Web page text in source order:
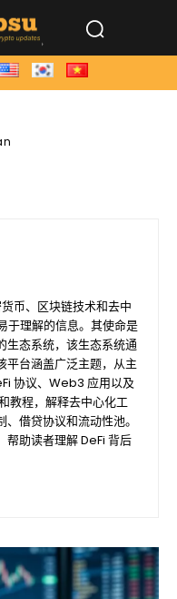
币、区块链技术和去中
于理解的信息。其使命是
生态系统，该生态系统通
平台涵盖广泛主题，从主
协议、Web3 应用以及
教程，解释去中心化工
借贷协议和流动性池。
帮助读者理解 DeFi 背后